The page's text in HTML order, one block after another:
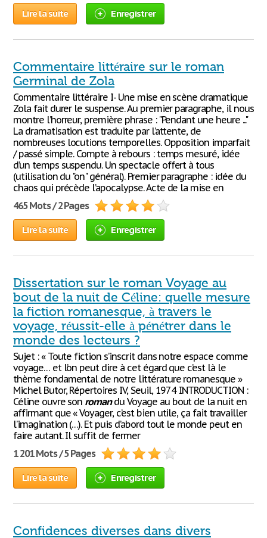
Lire la suite Enregistrer
Commentaire littéraire sur le roman
Germinal de Zola
Commentaire littéraire I- Une mise en scène dramatique
Zola fait durer le suspense. Au premier paragraphe, il nous
montre l’horreur, première phrase : "Pendant une heure ..."
La dramatisation est traduite par l’attente, de
nombreuses locutions temporelles. Opposition imparfait
/ passé simple. Compte à rebours : temps mesuré, idée
d’un temps suspendu. Un spectacle offert à tous
(utilisation du "on" général). Premier paragraphe : idée du
chaos qui précède l’apocalypse. Acte de la mise en
465 Mots / 2 Pages
Lire la suite Enregistrer
Dissertation sur le roman Voyage au
bout de la nuit de Céline: quelle mesure
la fiction romanesque, à travers le
voyage, réussit-elle à pénétrer dans le
monde des lecteurs ?
Sujet : « Toute fiction s’inscrit dans notre espace comme
voyage… et l’on peut dire à cet égard que c’est là le
thème fondamental de notre littérature romanesque »
Michel Butor, Répertoires IV, Seuil, 1974 INTRODUCTION :
Céline ouvre son romandu Voyage au bout de la nuit en
affirmant que « Voyager, c’est bien utile, ça fait travailler
l’imagination (…). Et puis d’abord tout le monde peut en
faire autant. Il suffit de fermer
1 201 Mots / 5 Pages
Lire la suite Enregistrer
Confidences diverses dans divers